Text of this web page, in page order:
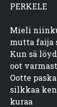
PERKELE
Mieli
mutta faija
Kun sä
oot
Ootte
silkkaa
kuraa